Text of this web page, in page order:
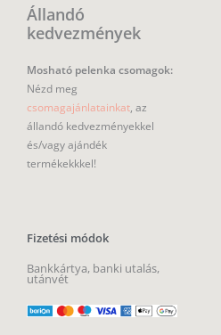
Állandó
kedvezmények
Mosható pelenka csomagok:
Nézd meg
csomagajánlatainkat, az
állandó kedvezményekkel
és/vagy ajándék
termékekkkel!
Fizetési módok
Bankkártya, banki utalás,
utánvét